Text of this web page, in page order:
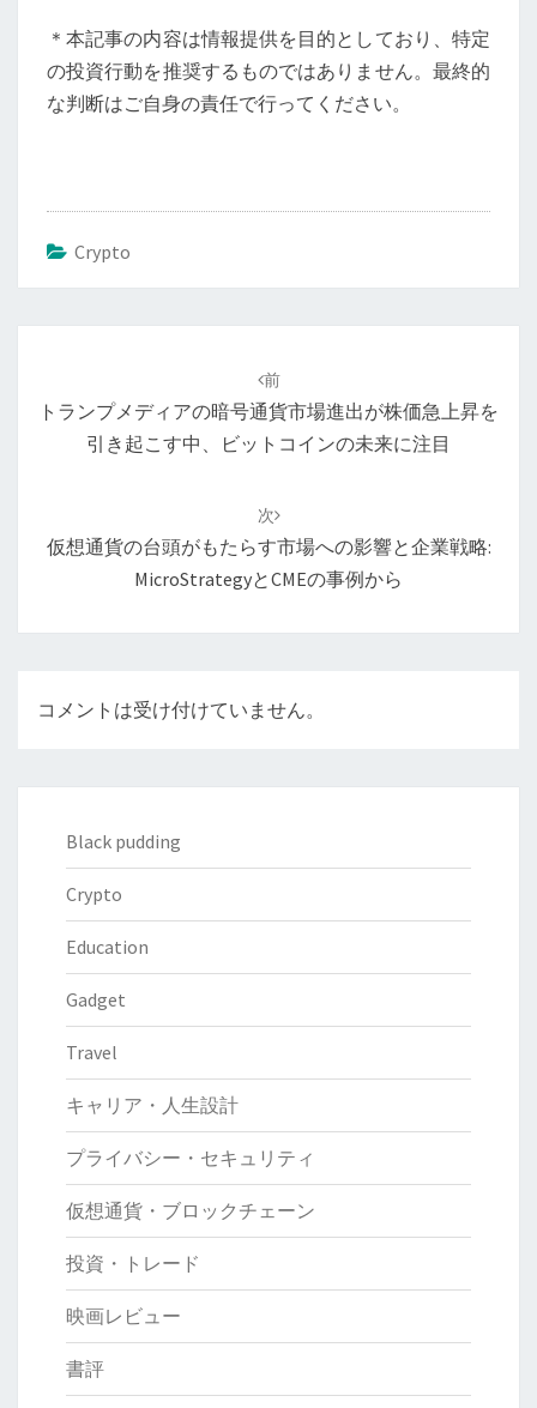
＊本記事の内容は情報提供を目的としており、特定
の投資行動を推奨するものではありません。最終的
な判断はご自身の責任で行ってください。
Crypto
前
トランプメディアの暗号通貨市場進出が株価急上昇を
引き起こす中、ビットコインの未来に注目
次
仮想通貨の台頭がもたらす市場への影響と企業戦略:
MicroStrategyとCMEの事例から
コメントは受け付けていません。
Black pudding
Crypto
Education
Gadget
Travel
キャリア・人生設計
プライバシー・セキュリティ
仮想通貨・ブロックチェーン
投資・トレード
映画レビュー
書評